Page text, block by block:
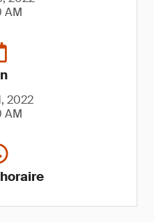
AM
2022
AM